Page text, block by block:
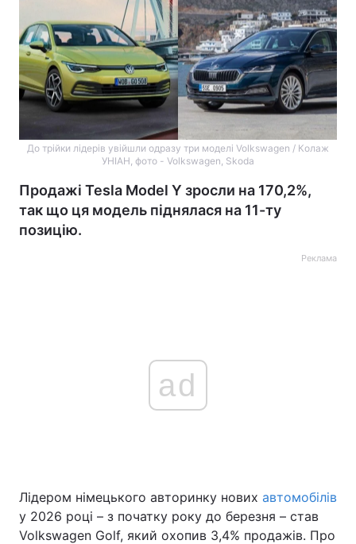
Україна Політика
Економіка Світ
До трійки лідерів увійшли одразу три моделі Volkswagen / Колаж
УНІАН, фото - Volkswagen, Skoda
Продажі Tesla Model Y зросли на 170,2%,
так що ця модель піднялася на 11-ту
позицію.
Реклама
ad
Лідером німецького авторинку нових автомобілів
у 2026 році – з початку року до березня – став
Volkswagen Golf, який охопив 3,4% продажів. Про